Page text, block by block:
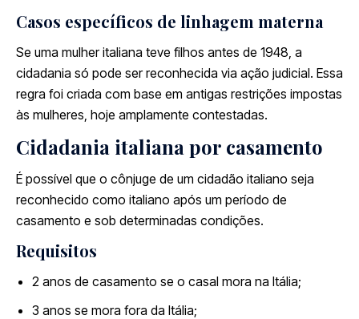
Casos específicos de linhagem materna
Se uma mulher italiana teve filhos antes de 1948, a
cidadania só pode ser reconhecida via ação judicial. Essa
regra foi criada com base em antigas restrições impostas
às mulheres, hoje amplamente contestadas.
Cidadania italiana por casamento
É possível que o cônjuge de um cidadão italiano seja
reconhecido como italiano após um período de
casamento e sob determinadas condições.
Requisitos
2 anos de casamento se o casal mora na Itália;
3 anos se mora fora da Itália;